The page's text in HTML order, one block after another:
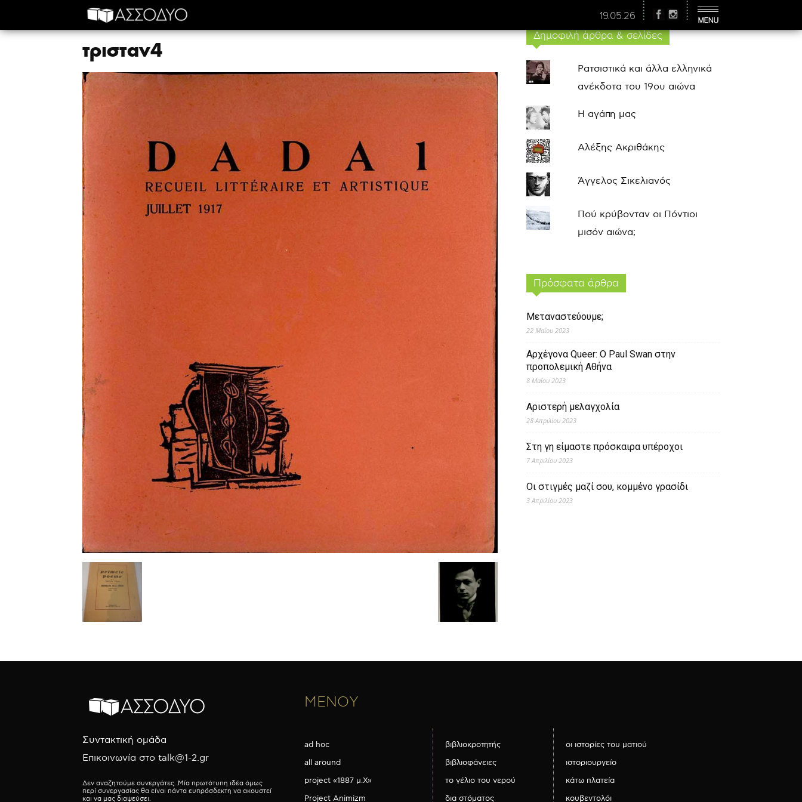
19.05.26
τρισταν4
Δημοφιλή άρθρα & σελίδες
Ρατσιστικά και άλλα ελληνικά
ανέκδοτα του 19ου αιώνα
Η αγάπη μας
Αλέξης Ακριθάκης
Άγγελος Σικελιανός
Πού κρύβονταν οι Πόντιοι
μισόν αιώνα;
Πρόσφατα άρθρα
Μεταναστεύουμε;
22 Μαΐου 2023
Αρχέγονα Queer: O Paul Swan στην
προπολεμική Αθήνα
8 Μαΐου 2023
Αριστερή μελαγχολία
28 Απριλίου 2023
Στη γη είμαστε πρόσκαιρα υπέροχοι
7 Απριλίου 2023
Οι στιγμές μαζί σου, κομμένο γρασίδι
3 Απριλίου 2023
Συντακτική ομάδα
Επικοινωνία στο talk@1-2.gr
Δεν αναζητούμε συνεργάτες. Μία πρωτότυπη ιδέα όμως
περί συνεργασίας θα είναι πάντα ευπρόσδεκτη να ακουστεί
και να μας διαψεύσει.
ΜΕΝΟΥ
ad hoc
all around
project «1887 μ.Χ»
Project Animizm
βιβλιοκροτητής
βιβλιοφάνειες
το γέλιο του νερού
δια στόματος
οι ιστορίες του ματιού
ιστοριουργείο
κάτω πλατεία
κουβεντολόι